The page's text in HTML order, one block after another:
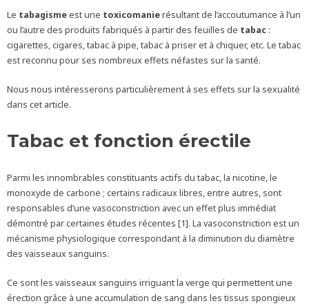
Le tabagismeest une toxicomanierésultant de l’accoutumance à l’un
ou l’autre des produits fabriqués à partir des feuilles de tabac :
cigarettes, cigares, tabac à pipe, tabac à priser et à chiquer, etc. Le tabac
est reconnu pour ses nombreux effets néfastes sur la santé.
Nous nous intéresserons particulièrement à ses effets sur la sexualité
dans cet article.
Tabac et fonction érectile
Parmi les innombrables constituants actifs du tabac, la nicotine, le
monoxyde de carbone ; certains radicaux libres, entre autres, sont
responsables d’une vasoconstriction avec un effet plus immédiat
démontré par certaines études récentes [1]. La vasoconstriction est un
mécanisme physiologique correspondant à la diminution du diamètre
des vaisseaux sanguins.
Ce sont les vaisseaux sanguins irriguant la verge qui permettent une
érection grâce à une accumulation de sang dans les tissus spongieux